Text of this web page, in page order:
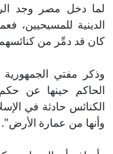
دخل مصر وجد
للمسيحيين،
قد دمِّر من كنائسهم.
مفتي الجمهورية
حينها عن حكم
حادثة في
من عمارة الأرض".